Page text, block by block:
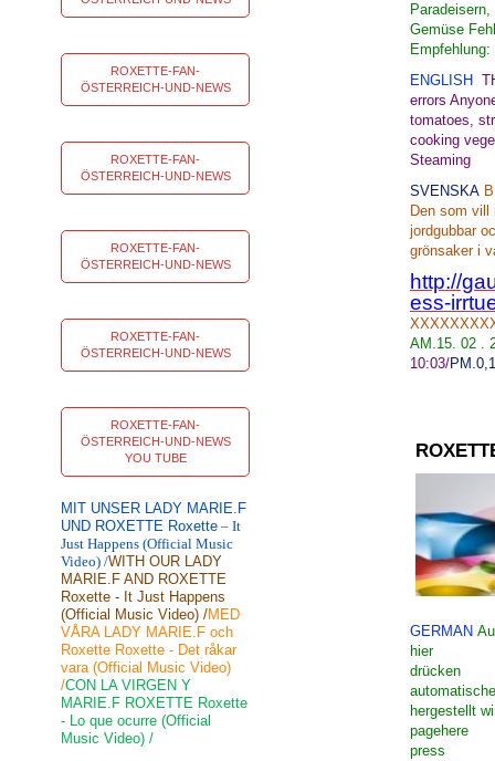
Gemüse
ENGLISH
errors
tomatoes,
cooking
SVENSKA
Den som vill
jordgubbar
grönsaker i
http://
ess-
AM.15. 02 .
10:03/PM.
GERMAN
hier
drücken
hergestellt
pagehere
press
ROXETTE-FAN-
ÖSTERREICH-UND-NEWS
ROXETTE-FAN-
ÖSTERREICH-UND-NEWS
ROXETTE-FAN-
ÖSTERREICH-UND-NEWS
ROXETTE-FAN-
ÖSTERREICH-UND-NEWS
ROXETTE-FAN-
ÖSTERREICH-UND-NEWS
YOU TUBE
MIT UNSER LADY MARIE.F
UND ROXETTE Roxette – It
Just Happens (Official Music
Video) /WITH OUR LADY
MARIE.F AND ROXETTE
Roxette - It Just Happens
(Official Music Video) /MED
VÅRA LADY MARIE.F och
Roxette Roxette - Det råkar
vara (Official Music Video)
/CON LA VIRGEN Y
MARIE.F ROXETTE Roxette
- Lo que ocurre (Official
Music Video) /